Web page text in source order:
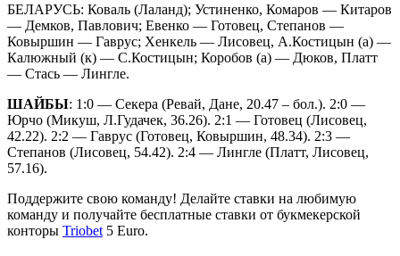
БЕЛАРУСЬ: Коваль (Лаланд); Устиненко, Комаров — Китаров
— Демков, Павлович; Евенко — Готовец, Степанов —
Ковыршин — Гаврус; Хенкель — Лисовец, А.Костицын (а) —
Калюжный (к) — С.Костицын; Коробов (а) — Дюков, Платт
— Стась — Лингле.
ШАЙБЫ: 1:0 — Секера (Ревай, Дане, 20.47 – бол.). 2:0 —
Юрчо (Микуш, Л.Гудачек, 36.26). 2:1 — Готовец (Лисовец,
42.22). 2:2 — Гаврус (Готовец, Ковыршин, 48.34). 2:3 —
Степанов (Лисовец, 54.42). 2:4 — Лингле (Платт, Лисовец,
57.16).
Поддержите свою команду! Делайте ставки на любимую
команду и получайте бесплатные ставки от букмекерской
конторы Triobet 5 Euro.